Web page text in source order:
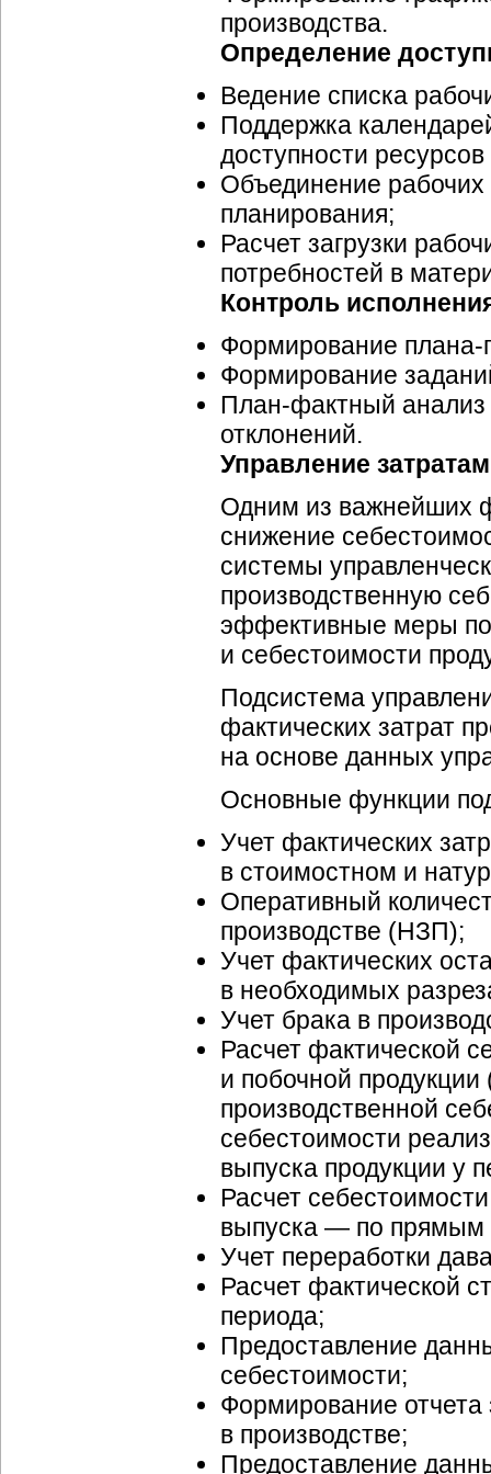
производства.
Определение
Ведение списка
Поддержка
доступности
Объединение рабочих
планирования;
Расчет загрузки
потребностей в
Контроль
Формирование плана-
Формирование
План-фактный
отклонений.
Управление
Одним из важнейших
снижение
системы
производственную
эффективные меры по
и себестоимости
Подсистема
фактических затрат
на основе данных
Основные функции
Учет фактических
в стоимостном и
Оперативный
производстве (НЗП);
Учет фактических
в необходимых
Учет брака в
Расчет фактической
и побочной
производственной
себестоимости
выпуска продукции у
Расчет
выпуска — по прямым
Учет переработки
Расчет фактической
периода;
Предоставление
себестоимости;
Формирование отчета
в производстве;
Предоставление